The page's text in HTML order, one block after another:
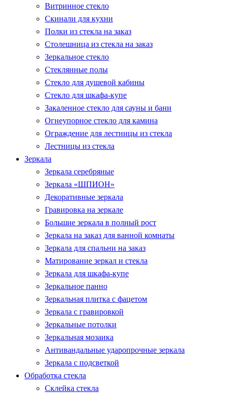
Витринное стекло
Скинали для кухни
Полки из стекла на заказ
Столешница из стекла на заказ
Зеркальное стекло
Стеклянные полы
Стекло для душевой кабины
Стекло для шкафа-купе
Закаленное стекло для сауны и бани
Огнеупорное стекло для камина
Ограждение для лестницы из стекла
Лестницы из стекла
Зеркала
Зеркала серебряные
Зеркала «ШПИОН»
Декоративные зеркала
Гравировка на зеркале
Большие зеркала в полный рост
Зеркала на заказ для ванной комнаты
Зеркала для спальни на заказ
Матирование зеркал и стекла
Зеркала для шкафа-купе
Зеркальное панно
Зеркальная плитка с фацетом
Зеркала с гравировкой
Зеркальные потолки
Зеркальная мозаика
Антивандальные ударопрочные зеркала
Зеркала с подсветкой
Обработка стекла
Склейка стекла